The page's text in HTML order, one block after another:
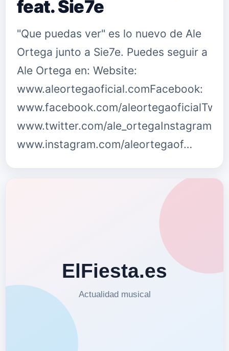
feat. Sie7e
"Que puedas ver" es lo nuevo de Ale
Ortega junto a Sie7e. Puedes seguir a
Ale Ortega en: Website:
www.aleortegaoficial.comFacebook:
www.facebook.com/
www.twitter.com/ale_ortegaInstagram:
www.instagram.com/aleortegaof…